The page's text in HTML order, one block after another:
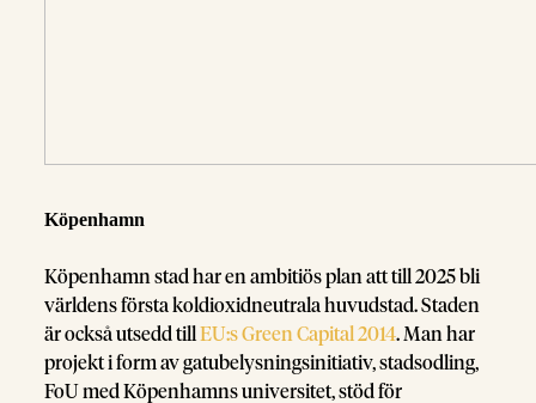
Köpenhamn
Köpenhamn stad har en ambitiös plan att till 2025 bli
världens första koldioxidneutrala huvudstad. Staden
är också utsedd till
EU:s Green Capital 2014. Man har
projekt i form av gatubelysningsinitiativ, stadsodling,
FoU med Köpenhamns universitet, stöd för